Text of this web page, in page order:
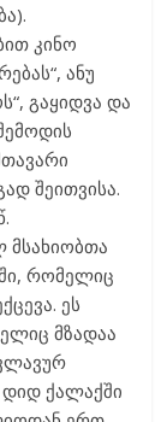
კინო
ანუ
გაყიდვა და
შეითვისა.
მსახიობთა
რომელიც
ეს
მზადაა
ქალაქში